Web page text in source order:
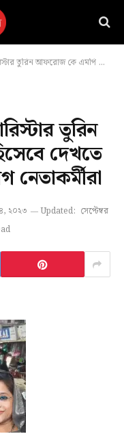
এমপি হিসেবে দেখতে চায় তৃনমূল আওয়ামীলীগ নেতাকর্মীরা
তুরিন
দেখতে
৪, ২০২৩ Updated: সেপ্টেম্বর